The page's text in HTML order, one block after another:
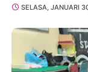
SELASA, JANUARI